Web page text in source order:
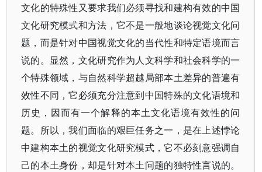
文化的特殊性又要求我们必须寻找和建构有效的中国
文化研究模式和方法，它不是一般地谈论视觉文化问
题，而是针对中国视觉文化的当代性和特定语境而言
说的。显然，文化研究作为人文科学和社会科学的一
个特殊领域，与自然科学超越局部本土差异的普遍有
效性不同，它必须充分注意到中国特殊的文化语境和
历史，因而有一个解释的本土文化语境有效性的问
题。所以，我们面临的艰巨任务之一，是在上述悖论
中建构本土的视觉文化研究模式，它不必刻意强调自
己的本土身份，却是针对本土问题的独特性言说的。